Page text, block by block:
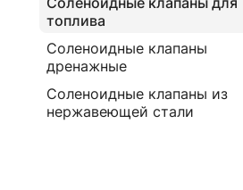
топлива
Соленоидные клапаны
дренажные
Соленоидные клапаны из
нержавеющей стали